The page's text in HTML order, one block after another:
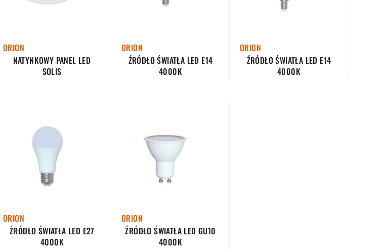
ORION
NATYNKOWY PANEL LED
SOLIS
ORION
ŹRÓDŁO ŚWIATŁA LED E14
4000K
ORION
ŹRÓDŁO ŚWIATŁA LED E14
4000K
ORION
ŹRÓDŁO ŚWIATŁA LED E27
4000K
ORION
ŹRÓDŁO ŚWIATŁA LED GU10
4000K